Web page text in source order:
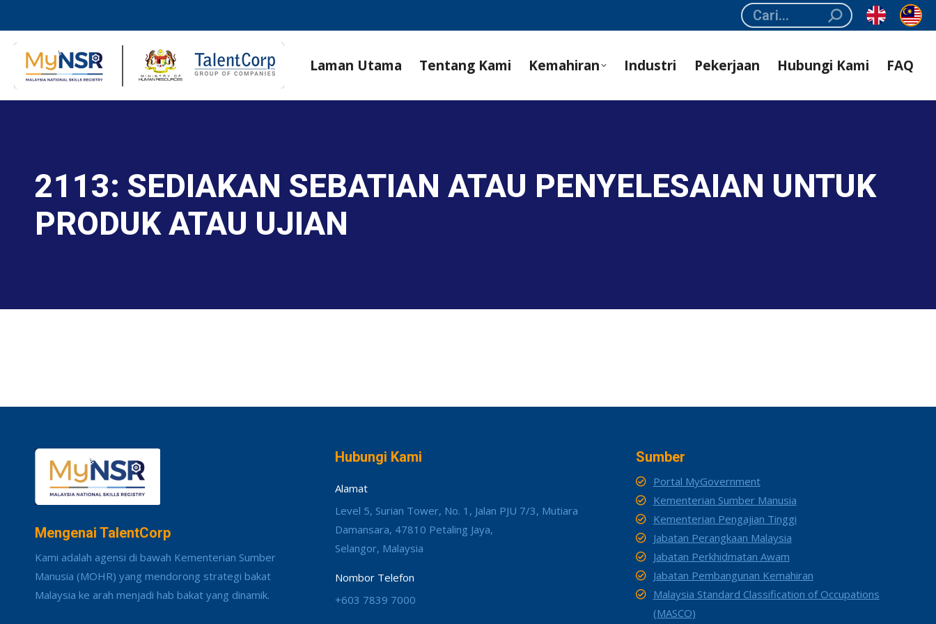
Search:
Laman Utama Tentang Kami Kemahiran Industri Pekerjaan Hubungi Kami FAQ
2113: SEDIAKAN SEBATIAN ATAU PENYELESAIAN UNTUK
PRODUK ATAU UJIAN
Mengenai TalentCorp
Kami adalah agensi di bawah Kementerian Sumber
Manusia (MOHR) yang mendorong strategi bakat
Malaysia ke arah menjadi hab bakat yang dinamik.
Hubungi Kami
Alamat
Level 5, Surian Tower, No. 1, Jalan PJU 7/3, Mutiara
Damansara, 47810 Petaling Jaya,
Selangor, Malaysia
Nombor Telefon
+603 7839 7000
Sumber
Portal MyGovernment
Kementerian Sumber Manusia
Kementerian Pengajian Tinggi
Jabatan Perangkaan Malaysia
Jabatan Perkhidmatan Awam
Jabatan Pembangunan Kemahiran
Malaysia Standard Classification of Occupations
(MASCO)